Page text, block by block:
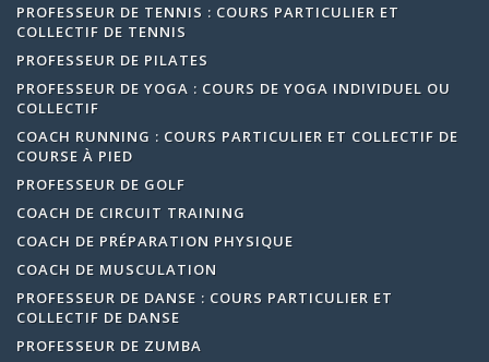
PROFESSEUR DE TENNIS : COURS PARTICULIER ET
COLLECTIF DE TENNIS
PROFESSEUR DE PILATES
PROFESSEUR DE YOGA : COURS DE YOGA INDIVIDUEL OU
COLLECTIF
COACH RUNNING : COURS PARTICULIER ET COLLECTIF DE
COURSE À PIED
PROFESSEUR DE GOLF
COACH DE CIRCUIT TRAINING
COACH DE PRÉPARATION PHYSIQUE
COACH DE MUSCULATION
PROFESSEUR DE DANSE : COURS PARTICULIER ET
COLLECTIF DE DANSE
PROFESSEUR DE ZUMBA